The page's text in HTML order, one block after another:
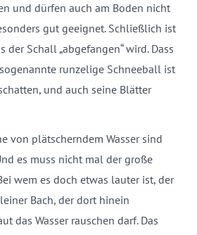
und dürfen auch am Boden nicht
gut geeignet. Schließlich ist
Schall „abgefangen“ wird. Dass
runzelige Schneeball ist
und auch seine Blätter
von plätscherndem Wasser sind
es muss nicht mal der große
wem es doch etwas lauter ist, der
Bach, der dort hinein
das Wasser rauschen darf. Das